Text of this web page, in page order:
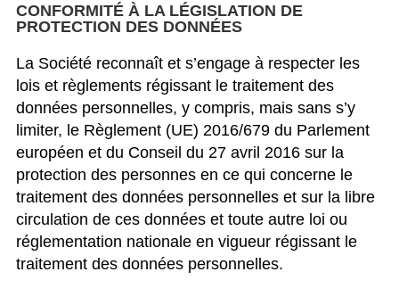
CONFORMITÉ À LA LÉGISLATION DE
PROTECTION DES DONNÉES
La Société reconnaît et s’engage à respecter les
lois et règlements régissant le traitement des
données personnelles, y compris, mais sans s’y
limiter, le Règlement (UE) 2016/679 du Parlement
européen et du Conseil du 27 avril 2016 sur la
protection des personnes en ce qui concerne le
traitement des données personnelles et sur la libre
circulation de ces données et toute autre loi ou
réglementation nationale en vigueur régissant le
traitement des données personnelles.